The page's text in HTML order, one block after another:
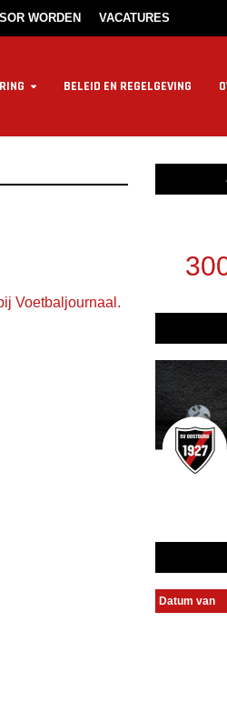
WORDEN VACATURES
BELEID EN REGELGEVING
Voetbaljournaal.
Datum van